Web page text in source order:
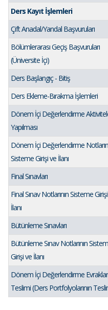
Ders Kayıt İşlemleri
Çift Anadal/Yandal Başvuruları
Bölümlerarası Geçiş Başvuruları
(Üniversite İçi)
Ders Başlangıç - Bitiş
Ders Ekleme-Bırakma İşlemleri
Dönem İçi Değerlendirme
Yapılması
Dönem İçi Değerlendirme
Sisteme Girişi ve İlanı
Final Sınavları
Final Sınav Notlarının Sisteme
İlanı
Bütünleme Sınavları
Bütünleme Sınav Notlarının
Girişi ve İlanı
Dönem İçi Değerlendirme
Teslimi (Ders Portfolyolarının